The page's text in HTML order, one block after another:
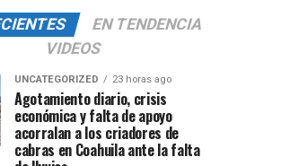
EN TENDENCIA
VIDEOS
UNCATEGORIZED 23 horas ago
Agotamiento diario, crisis
económica y falta de apoyo
acorralan a los criadores de
cabras en Coahuila ante la falta